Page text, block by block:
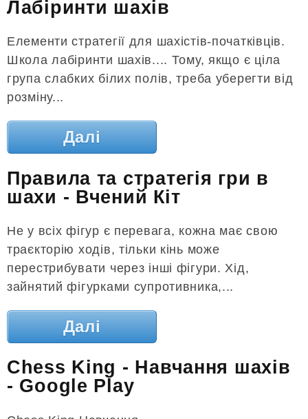
Лабіринти шахів
Елементи стратегії для шахістів-початківців.
Школа лабіринти шахів.... Тому, якщо є ціла
група слабких білих полів, треба уберегти від
розміну...
Далі
Правила та стратегія гри в
шахи - Вчений Кіт
Не у всіх фігур є перевага, кожна має свою
траєкторію ходів, тільки кінь може
перестрибувати через інші фігури. Хід,
зайнятий фігурками супротивника,...
Далі
Chess King - Навчання шахів
- Google Play